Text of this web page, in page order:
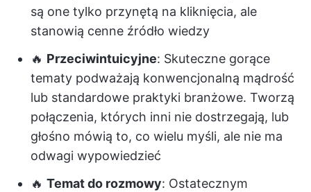
są one tylko przynętą na kliknięcia, ale
stanowią cenne źródło wiedzy
🔥 Przeciwintuicyjne: Skuteczne gorące
tematy podważają konwencjonalną mądrość
lub standardowe praktyki branżowe. Tworzą
połączenia, których inni nie dostrzegają, lub
głośno mówią to, co wielu myśli, ale nie ma
odwagi wypowiedzieć
🔥 Temat do rozmowy: Ostatecznym